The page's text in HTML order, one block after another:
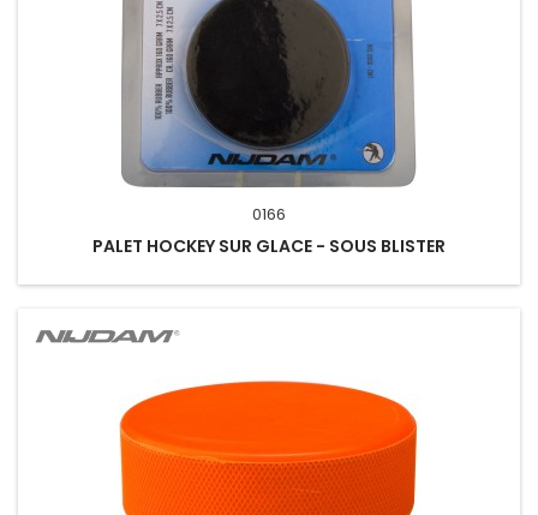
0166
PALET HOCKEY SUR GLACE - SOUS BLISTER